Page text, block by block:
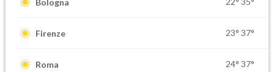
Firenze 23° 37°
Roma 24° 37°